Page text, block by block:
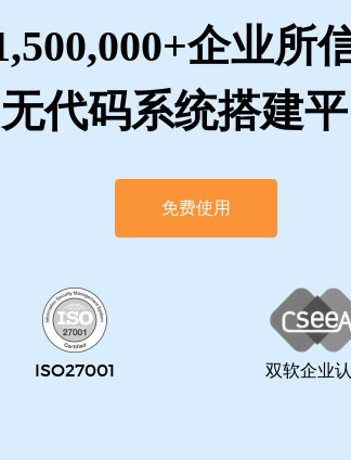
企业所
无代码系统搭建
免费使用
ISO27001 双软企业